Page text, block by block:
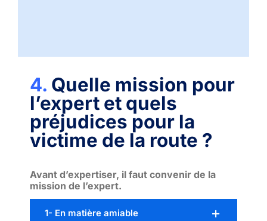
4. Quelle mission pour
l’expert et quels
préjudices pour la
victime de la route ?
Avant d’expertiser, il faut convenir de la
mission de l’expert.
1- En matière amiable